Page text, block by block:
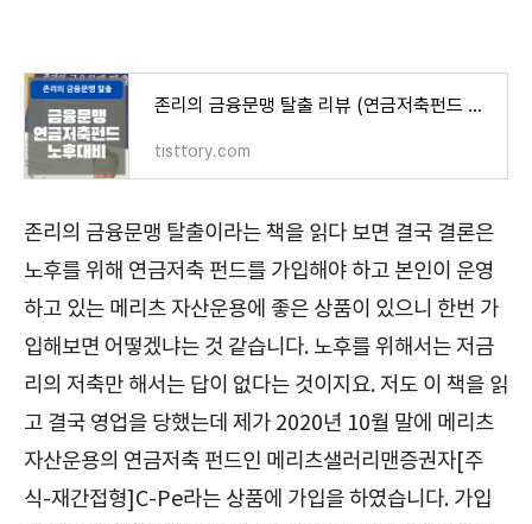
존리의 금융문맹 탈출 리뷰 (연금저축펀드 가입하자)
tisttory.com
존리의 금융문맹 탈출이라는 책을 읽다 보면 결국 결론은
노후를 위해 연금저축 펀드를 가입해야 하고 본인이 운영
하고 있는 메리츠 자산운용에 좋은 상품이 있으니 한번 가
입해보면 어떻겠냐는 것 같습니다. 노후를 위해서는 저금
리의 저축만 해서는 답이 없다는 것이지요. 저도 이 책을 읽
고 결국 영업을 당했는데 제가 2020년 10월 말에 메리츠
자산운용의 연금저축 펀드인 메리츠샐러리맨증권자[주
식-재간접형]C-Pe라는 상품에 가입을 하였습니다. 가입